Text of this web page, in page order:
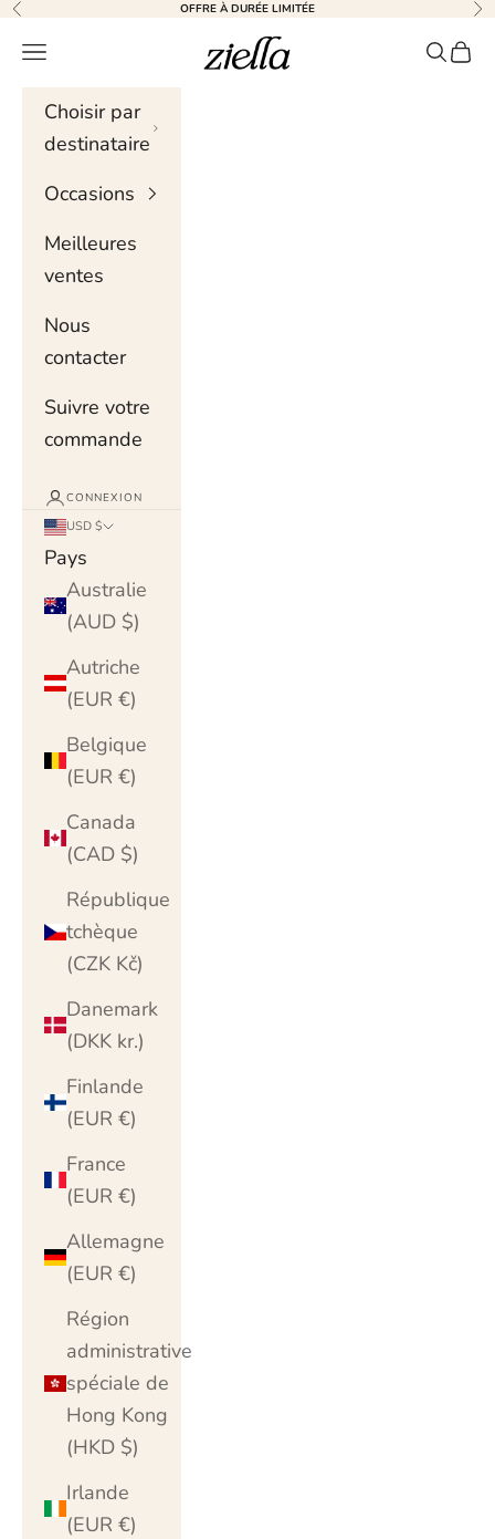
Skip to content
Précédent OFFRE À DURÉE LIMITÉE
Ziella
Menu de navigation
Choisir par
destinataire
Occasions
Meilleures
ventes
Nous
contacter
Suivre votre
commande
CONNEXION
USD $
Pays
Australie
(AUD $)
Autriche
(EUR €)
Belgique
(EUR €)
Canada
(CAD $)
République
tchèque
(CZK Kč)
Danemark
(DKK kr.)
Finlande
(EUR €)
France
(EUR €)
Allemagne
(EUR €)
Région
administrative
spéciale de
Hong Kong
(HKD $)
Irlande
(EUR €)